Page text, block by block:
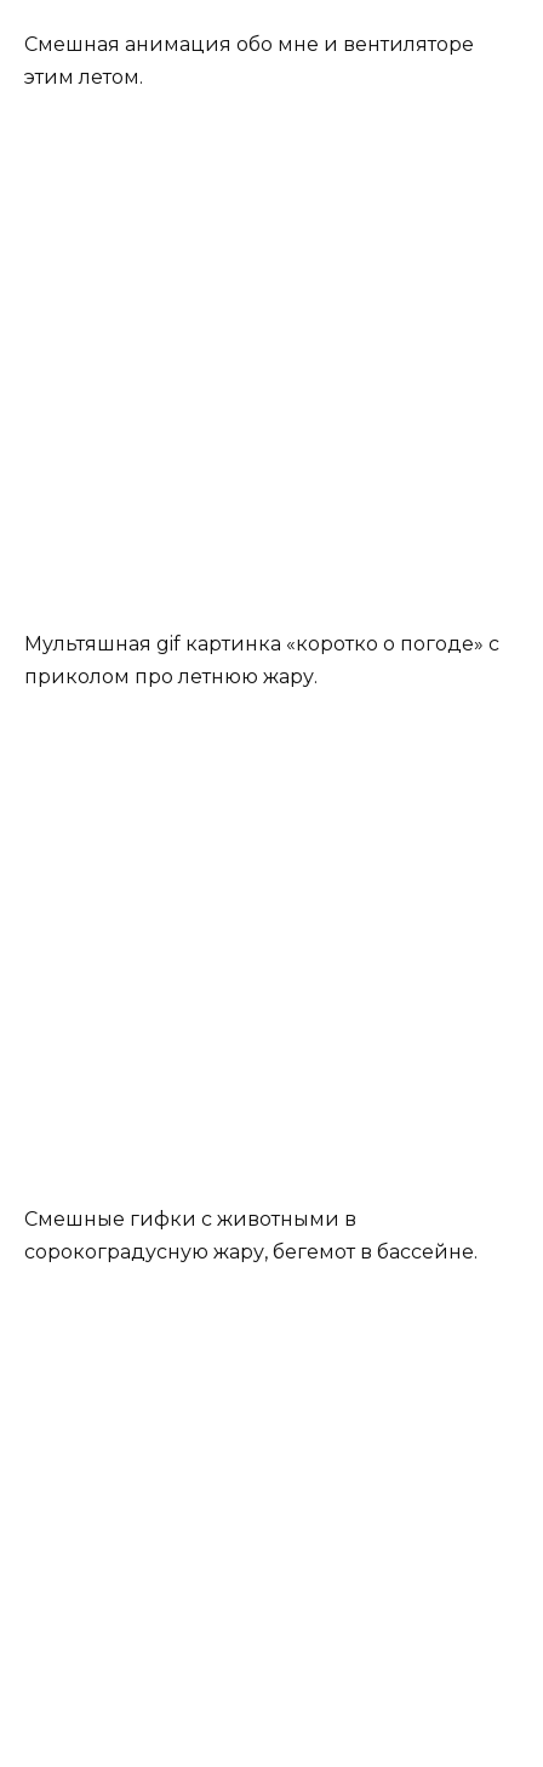
Смешная анимация обо мне и вентиляторе
этим летом.
Мультяшная gif картинка «коротко о погоде» с
приколом про летнюю жару.
Смешные гифки с животными в
сорокоградусную жару, бегемот в бассейне.